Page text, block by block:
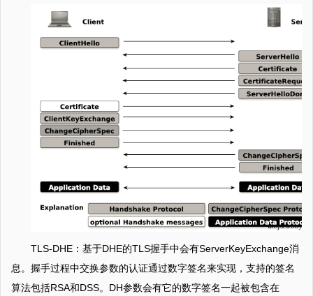
TLS-DHE：基于DHE的TLS握手中会有ServerKeyExchange消
息。握手过程中交换参数的认证通过数字签名来实现，支持的签名
算法包括RSA和DSS。DH参数会有它的数字签名一起被包含在